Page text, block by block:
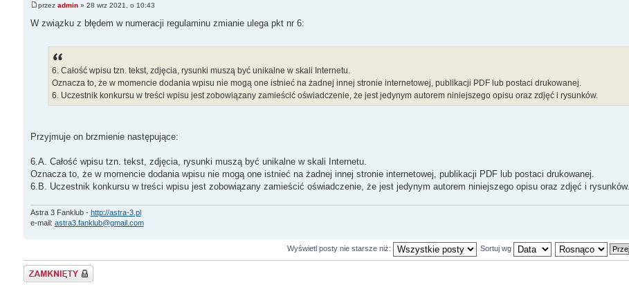
przez admin» 28 wrz 2021, o 10:43
W związku z błędem w numeracji regulaminu zmianie ulega pkt nr 6:
6. Całość wpisu tzn. tekst, zdjęcia, rysunki muszą być unikalne w skali Internetu.
Oznacza to, że w momencie dodania wpisu nie mogą one istnieć na żadnej innej stronie internetowej, publikacji PDF lub postaci drukowanej.
6. Uczestnik konkursu w treści wpisu jest zobowiązany zamieścić oświadczenie, że jest jedynym autorem niniejszego opisu oraz zdjęć i rysunków.
Przyjmuje on brzmienie następujące:
6.A. Całość wpisu tzn. tekst, zdjęcia, rysunki muszą być unikalne w skali Internetu.
Oznacza to, że w momencie dodania wpisu nie mogą one istnieć na żadnej innej stronie internetowej, publikacji PDF lub postaci drukowanej.
6.B. Uczestnik konkursu w treści wpisu jest zobowiązany zamieścić oświadczenie, że jest jedynym autorem niniejszego opisu oraz zdjęć i rysunków.
Astra 3 Fanklub - http://astra-3.pl
e-mail: astra3.fanklub@gmail.com
Wyświetl posty nie starsze niż: Sortuj wg
Zablokowany